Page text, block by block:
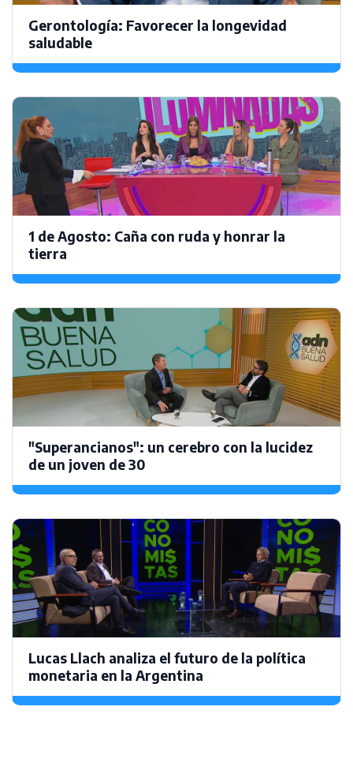
Gerontología: Favorecer la longevidad
saludable
1 de Agosto: Caña con ruda y honrar la
tierra
"Superancianos": un cerebro con la lucidez
de un joven de 30
Lucas Llach analiza el futuro de la política
monetaria en la Argentina